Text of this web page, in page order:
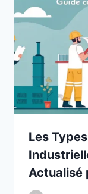
Les
Actualisé